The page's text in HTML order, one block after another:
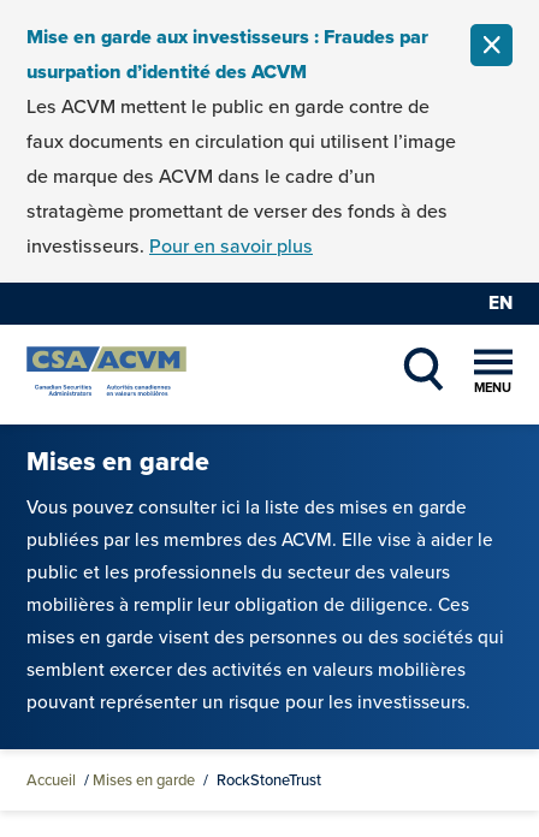
Mise en garde aux investisseurs : Fraudes par
usurpation d’identité des ACVM
Les ACVM mettent le public en garde contre de
faux documents en circulation qui utilisent l’image
de marque des ACVM dans le cadre d’un
stratagème promettant de verser des fonds à des
investisseurs. Pour en savoir plus
EN
SHOW
MENU
Mises en garde
Vous pouvez consulter ici la liste des mises en garde
publiées par les membres des ACVM. Elle vise à aider le
public et les professionnels du secteur des valeurs
mobilières à remplir leur obligation de diligence. Ces
mises en garde visent des personnes ou des sociétés qui
semblent exercer des activités en valeurs mobilières
pouvant représenter un risque pour les investisseurs.
Accueil / Mises en garde / RockStoneTrust